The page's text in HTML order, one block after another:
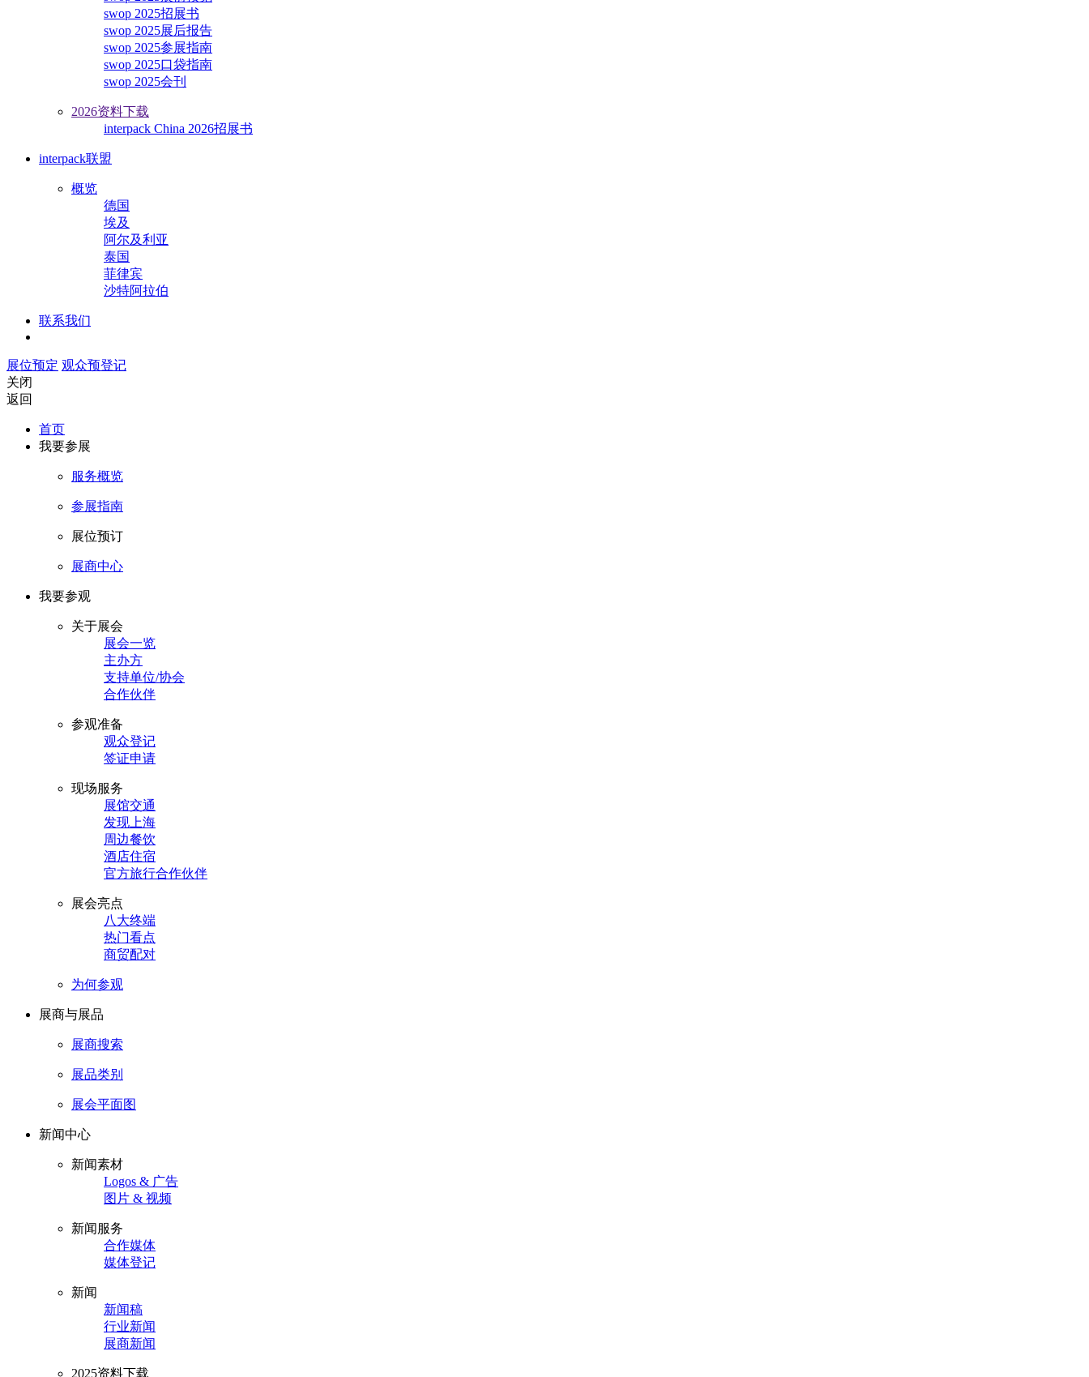
swop 2025招展书
swop 2025展后报告
swop 2025参展指南
swop 2025口袋指南
swop 2025会刊
2026资料下载
interpack China 2026招展书
interpack联盟
概览
德国
埃及
阿尔及利亚
泰国
菲律宾
沙特阿拉伯
联系我们
展位预定 观众预登记
关闭
返回
首页
我要参展
服务概览
参展指南
展位预订
展商中心
我要参观
关于展会
展会一览
主办方
支持单位/协会
合作伙伴
参观准备
观众登记
签证申请
现场服务
展馆交通
发现上海
周边餐饮
酒店住宿
官方旅行合作伙伴
展会亮点
八大终端
热门看点
商贸配对
为何参观
展商与展品
展商搜索
展品类别
展会平面图
新闻中心
新闻素材
Logos & 广告
图片 & 视频
新闻服务
合作媒体
媒体登记
新闻
新闻稿
行业新闻
展商新闻
2025资料下载